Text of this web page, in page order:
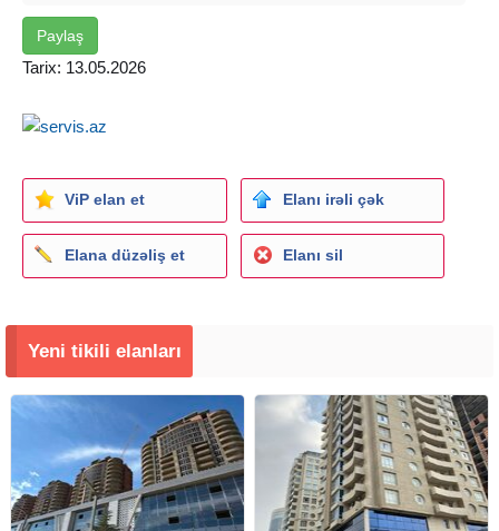
olunan nömrə ilə əlaqə saxlayın
Paylaş
Tarix: 13.05.2026
ViP elan et Elanı irəli çək
Elana düzəliş et Elanı sil
Yeni tikili elanları